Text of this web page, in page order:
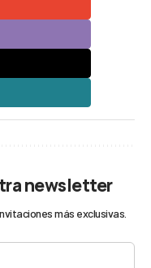
newsletter
más exclusivas.